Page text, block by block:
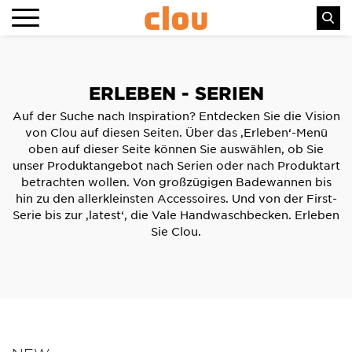
ERLEBEN - SERIEN
Auf der Suche nach Inspiration? Entdecken Sie die Vision
von Clou auf diesen Seiten. Über das ‚Erleben‘-Menü
oben auf dieser Seite können Sie auswählen, ob Sie
unser Produktangebot nach Serien oder nach Produktart
betrachten wollen. Von großzügigen Badewannen bis
hin zu den allerkleinsten Accessoires. Und von der First-
Serie bis zur ‚latest‘, die Vale Handwaschbecken. Erleben
Sie Clou.